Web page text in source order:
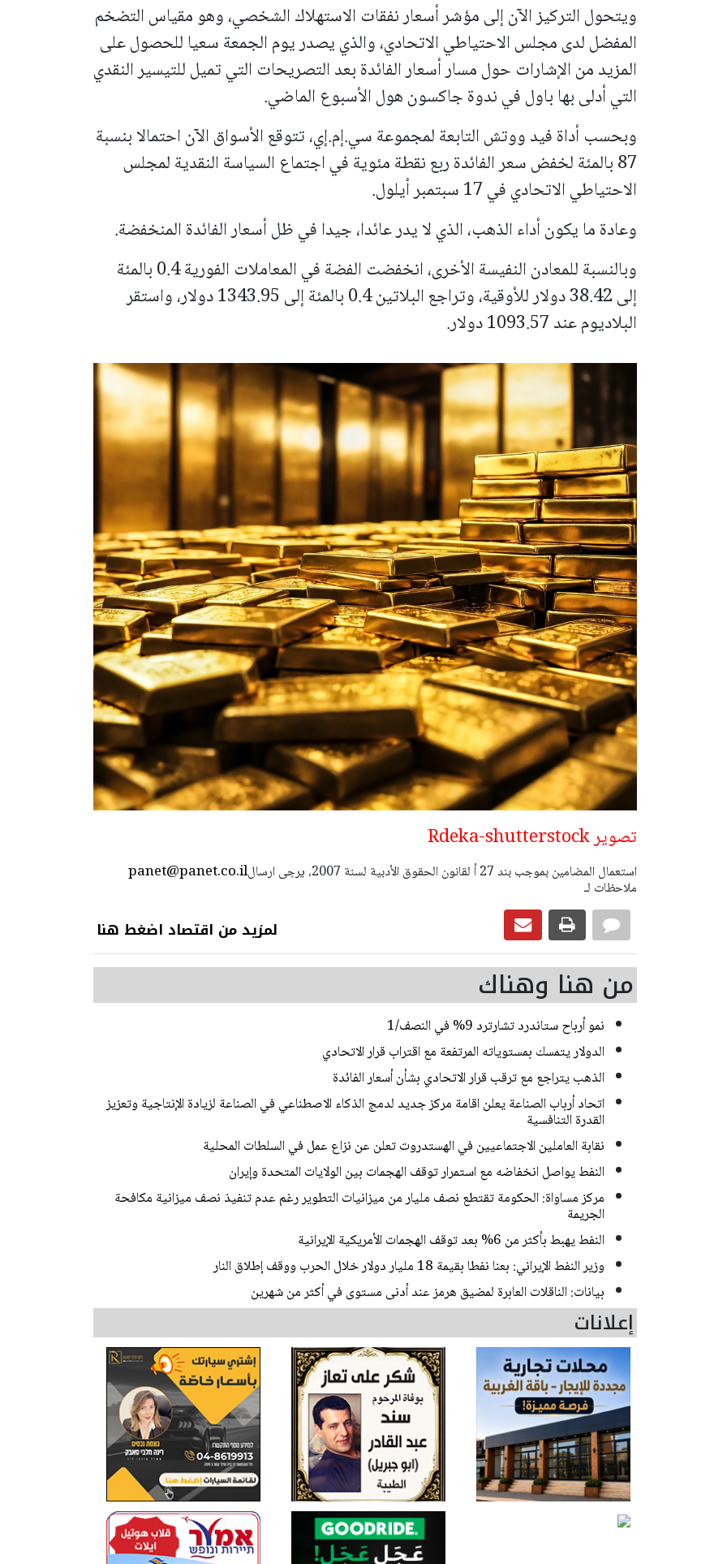
ويتحول التركيز الآن إلى مؤشر أسعار نفقات الاستهلاك الشخصي، وهو مقياس التضخم
المفضل لدى مجلس الاحتياطي الاتحادي، والذي يصدر يوم الجمعة سعيا للحصول على
المزيد من الإشارات حول مسار أسعار الفائدة بعد التصريحات التي تميل للتيسير النقدي
التي أدلى بها باول في ندوة جاكسون هول الأسبوع الماضي.
وبحسب أداة فيد ووتش التابعة لمجموعة سي.إم.إي، تتوقع الأسواق الآن احتمالا بنسبة
87 بالمئة لخفض سعر الفائدة ربع نقطة مئوية في اجتماع السياسة النقدية لمجلس
الاحتياطي الاتحادي في 17 سبتمبر أيلول.
وعادة ما يكون أداء الذهب، الذي لا يدر عائدا، جيدا في ظل أسعار الفائدة المنخفضة.
وبالنسبة للمعادن النفيسة الأخرى، انخفضت الفضة في المعاملات الفورية 0.4 بالمئة
إلى 38.42 دولار للأوقية، وتراجع البلاتين 0.4 بالمئة إلى 1343.95 دولار، واستقر
البلاديوم عند 1093.57 دولار.
تصوير Rdeka-shutterstock
panet@panet.co.ilاستعمال المضامين بموجب بند 27 أ لقانون الحقوق الأدبية لسنة 2007، يرجى ارسال
ملاحظات لـ
لمزيد من اقتصاد اضغط هنا
من هنا وهناك
نمو أرباح ستاندرد تشارترد 9% في النصف/1
الدولار يتمسك بمستوياته المرتفعة مع اقتراب قرار الاتحادي
الذهب يتراجع مع ترقب قرار الاتحادي بشأن أسعار الفائدة
اتحاد أرباب الصناعة يعلن اقامة مركز جديد لدمج الذكاء الاصطناعي في الصناعة لزيادة الإنتاجية وتعزيز
القدرة التنافسية
نقابة العاملين الاجتماعيين في الهستدروت تعلن عن نزاع عمل في السلطات المحلية
النفط يواصل انخفاضه مع استمرار توقف الهجمات بين الولايات المتحدة وإيران
مركز مساواة: الحكومة تقتطع نصف مليار من ميزانيات التطوير رغم عدم تنفيذ نصف ميزانية مكافحة
الجريمة
النفط يهبط بأكثر من 6% بعد توقف الهجمات الأمريكية الإيرانية
وزير النفط الإيراني: بعنا نفطا بقيمة 18 مليار دولار خلال الحرب ووقف إطلاق النار
بيانات: الناقلات العابرة لمضيق هرمز عند أدنى مستوى في أكثر من شهرين
إعلانات